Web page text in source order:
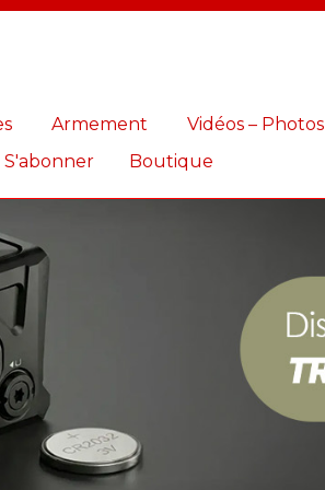
Armement
Vidéos – Photos
S'abonner Boutique